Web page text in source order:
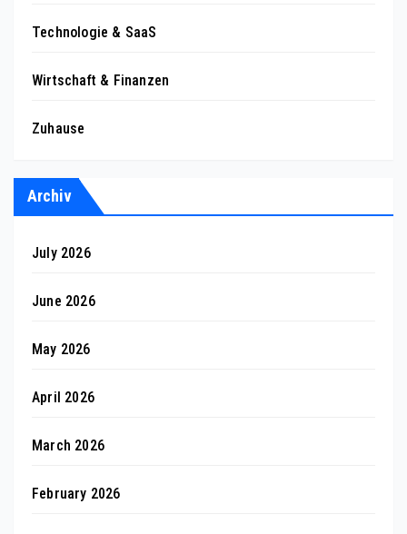
Technologie & SaaS
Wirtschaft & Finanzen
Zuhause
Archiv
July 2026
June 2026
May 2026
April 2026
March 2026
February 2026